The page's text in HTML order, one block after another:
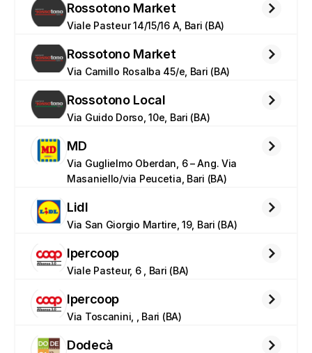
Rossotono Market
Viale Pasteur 14/15/16 A, Bari (BA)
Rossotono Market
Via Camillo Rosalba 45/e, Bari (BA)
Rossotono Local
Via Guido Dorso, 10e, Bari (BA)
MD
Via Guglielmo Oberdan, 6 – Ang. Via
Masaniello/via Peucetia, Bari (BA)
Lidl
Via San Giorgio Martire, 19, Bari (BA)
Ipercoop
Viale Pasteur, 6 , Bari (BA)
Ipercoop
Via Toscanini, , Bari (BA)
Dodecà